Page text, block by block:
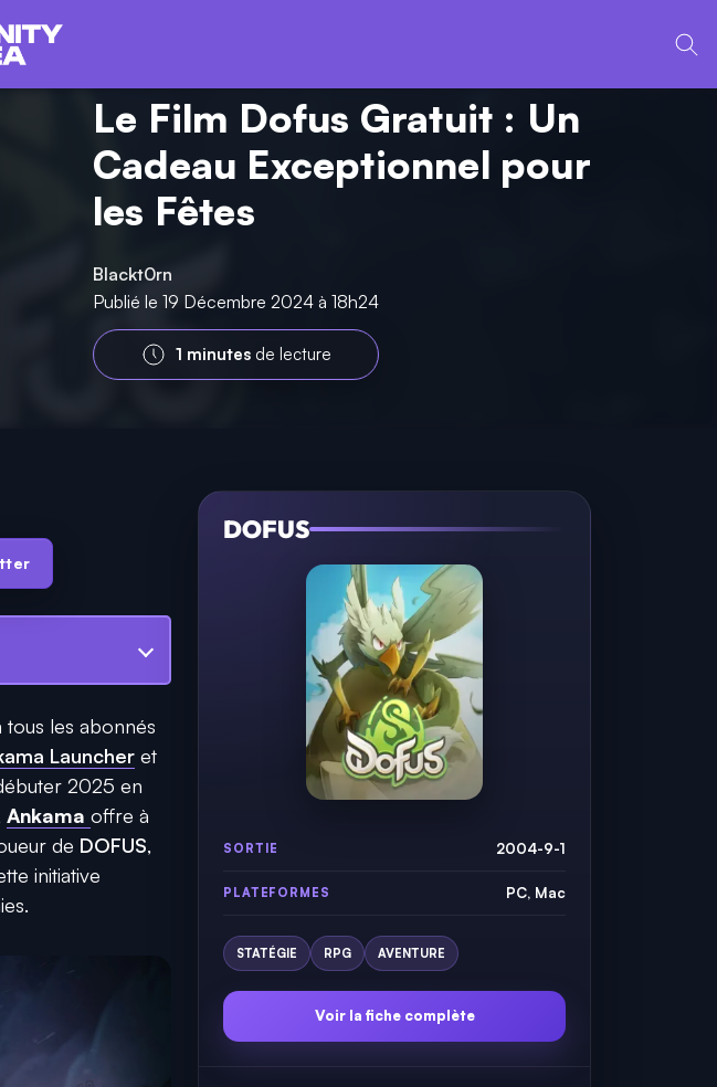
Le Film Dofus Gratuit : Un
Cadeau Exceptionnel pour
les Fêtes
Blackt0rn
Publié le 19 Décembre 2024 à 18h24
1 minutes de lecture
les abonnés
Launcher et
2025 en
Ankama offre à
de DOFUS,
initiative
DOFUS
SORTIE 2004-9-1
PLATEFORMES PC, Mac
STATÉGIE RPG AVENTURE
Voir la fiche complète